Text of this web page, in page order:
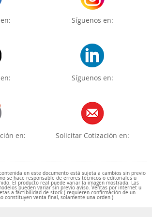
Síguenos en:
Síguenos en:
en: Solicitar Cotización en:
en este documento está sujeta a cambios sin previo
se hace responsable de errores técnicos o editoriales u
El producto real puede variar la imagen mostrada. Las
pueden variar sin previo aviso. Ventas por internet u
a factibilidad de stock ( requieren confirmación de un
constituyen venta final, solamente una orden )